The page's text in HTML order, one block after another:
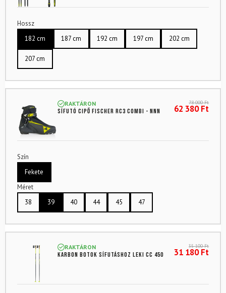
Hossz
182 cm
187 cm 192 cm 197 cm 202 cm
207 cm
RAKTÁRON
Sífutó cipő FISCHER RC3 Combi - NNN
78 000Ft
62 380Ft
Szín
Fekete
Méret
38
39 40 44 45 47
RAKTÁRON
Karbon botok sífutáshoz LEKI CC 450
35 100Ft
31 180Ft